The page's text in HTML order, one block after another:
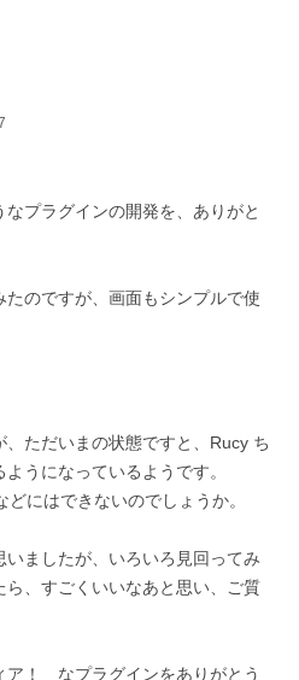
プラグインの開発を、ありがと
のですが、画面もシンプルで使
ただいまの状態ですと、Rucy ち
うになっているようです。
にはできないのでしょうか。
ましたが、いろいろ見回ってみ
、すごくいいなあと思い、ご質
ア！ なプラグインをありがとう